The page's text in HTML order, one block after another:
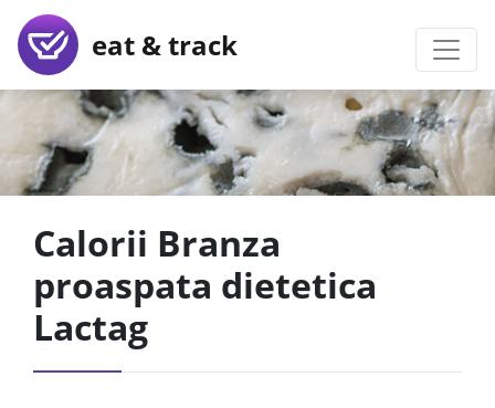
eat & track
Calorii Branza
proaspata dietetica
Lactag